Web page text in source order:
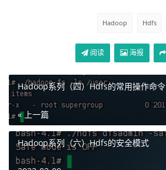
可以看到限额是2，也就是不能超过2个
./hadoop fs -put aaa.txt /user/
./hadoop fs -put users.txt /
可以看到只能上传1个文件，不能再
Hadoop Hdfs
阅读 海报
Hadoop系列（四）Hdfs的常用操作命令
« 上一篇
Hadoop系列（六）Hdfs的安全模式